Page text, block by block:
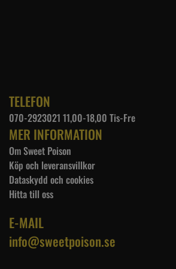
TELEFON
070-2923021 11,00-18,00 Tis-Fre
MER INFORMATION
Om Sweet Poison
Köp och leveransvillkor
Dataskydd och cookies
Hitta till oss
E-MAIL
info@sweetpoison.se